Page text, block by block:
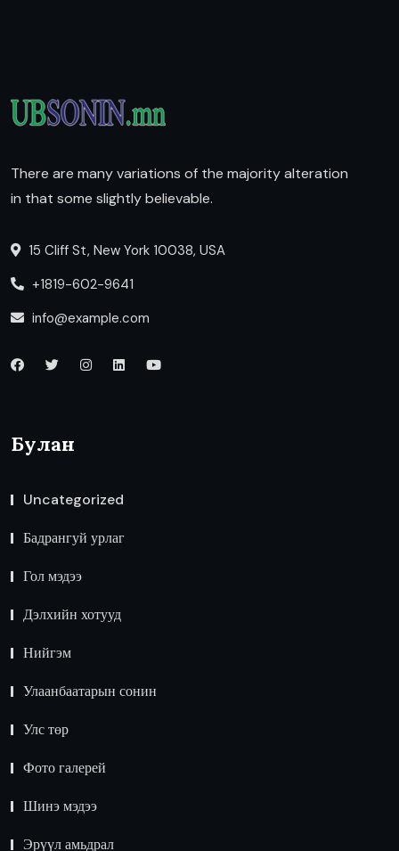
There are many variations of the majority alteration
in that some slightly believable.
15 Cliff St, New York 10038, USA
+1819-602-9641
info@example.com
Булан
Uncategorized
Бадрангуй урлаг
Гол мэдээ
Дэлхийн хотууд
Нийгэм
Улаанбаатарын сонин
Улс төр
Фото галерей
Шинэ мэдээ
Эрүүл амьдрал